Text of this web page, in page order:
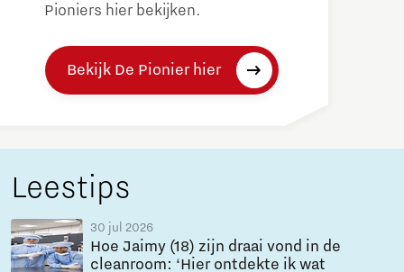
Pioniers hier bekijken.
Bekijk De Pionier hier
Leestips
30 jul 2026
Hoe Jaimy (18) zijn draai vond in de
cleanroom: ‘Hier ontdekte ik wat